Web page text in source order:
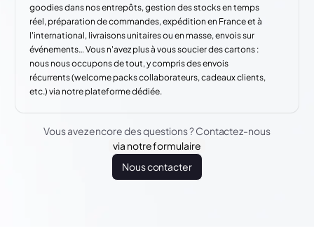
goodies dans nos entrepôts, gestion des stocks en temps
réel, préparation de commandes, expédition en France et à
l'international, livraisons unitaires ou en masse, envois sur
événements… Vous n'avez plus à vous soucier des cartons :
nous nous occupons de tout, y compris des envois
récurrents (welcome packs collaborateurs, cadeaux clients,
etc.) via notre plateforme dédiée.
Vous avez encore des questions ? Contactez-nous
via notre formulaire
Nous contacter